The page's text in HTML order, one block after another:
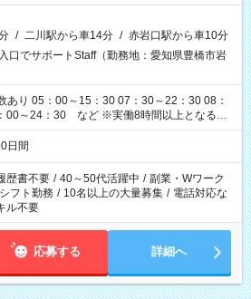
/ 二川駅から車14分 / 赤岩口駅から車10分
口でサポートStaff（勤務地：愛知県豊橋市岩
あり 05：00～15：30 07：30～22：30 08：
00～24：30 など ※実働8時間以上となる勤
まめな休憩があります。
日間
歴書不要 / 40～50代活躍中 / 副業・Wワーク
シフト勤務 / 10名以上の大量募集 / 電話対応な
ル不要
応募する 詳細へ